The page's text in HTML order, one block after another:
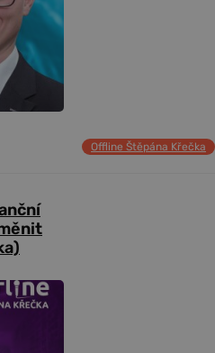
Offline Štěpána Křečka